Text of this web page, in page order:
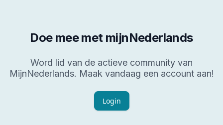
Doe mee met mijnNederlands
Word lid van de actieve community van
MijnNederlands. Maak vandaag een account aan!
Login